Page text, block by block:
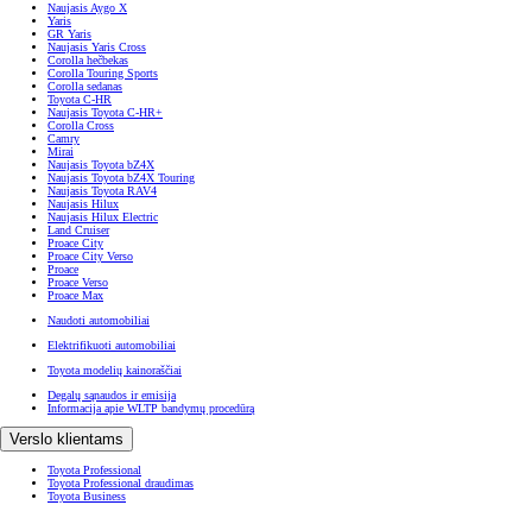
Naujasis Aygo X
Yaris
GR Yaris
Naujasis Yaris Cross
Corolla hečbekas
Corolla Touring Sports
Corolla sedanas
Toyota C-HR
Naujasis Toyota C-HR+
Corolla Cross
Camry
Mirai
Naujasis Toyota bZ4X
Naujasis Toyota bZ4X Touring
Naujasis Toyota RAV4
Naujasis Hilux
Naujasis Hilux Electric
Land Cruiser
Proace City
Proace City Verso
Proace
Proace Verso
Proace Max
Naudoti automobiliai
Elektrifikuoti automobiliai
Toyota modelių kainoraščiai
Degalų sąnaudos ir emisija
Informacija apie WLTP bandymų procedūrą
Verslo klientams
Toyota Professional
Toyota Professional draudimas
Toyota Business